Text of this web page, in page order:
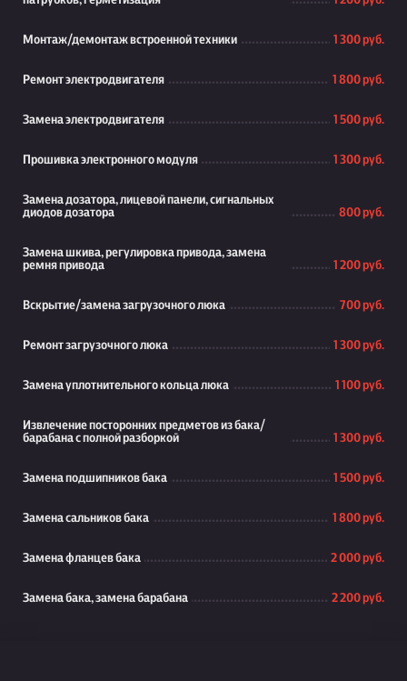
Монтаж/демонтаж встроенной техники 1 300 руб.
Ремонт электродвигателя 1 800 руб.
Замена электродвигателя 1 500 руб.
Прошивка электронного модуля 1 300 руб.
Замена дозатора, лицевой панели, сигнальных
диодов дозатора
800 руб.
Замена шкива, регулировка привода, замена
ремня привода
1 200 руб.
Вскрытие/замена загрузочного люка 700 руб.
Ремонт загрузочного люка 1 300 руб.
Замена уплотнительного кольца люка 1 100 руб.
Извлечение посторонних предметов из бака/
барабана с полной разборкой
1 300 руб.
Замена подшипников бака 1 500 руб.
Замена сальников бака 1 800 руб.
Замена фланцев бака 2 000 руб.
Замена бака, замена барабана 2 200 руб.